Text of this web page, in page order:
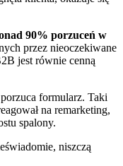
90% porzuceń w
przez nieoczekiwane
jest równie cenną
formularz. Taki
na remarketing,
spalony.
niszczą